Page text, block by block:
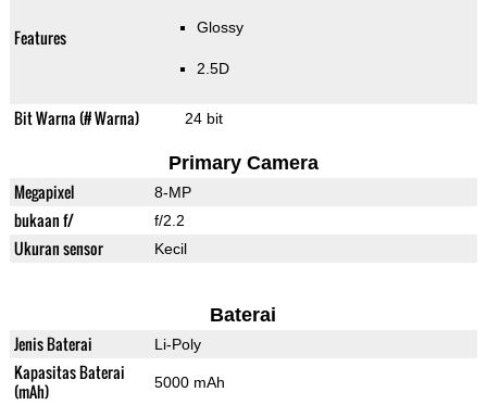
Features Glossy
2.5D
Bit Warna (# Warna) 24 bit
Primary Camera
Megapixel 8-MP
bukaan f/ f/2.2
Ukuran sensor Kecil
Baterai
Jenis Baterai Li-Poly
Kapasitas Baterai
(mAh)
5000 mAh